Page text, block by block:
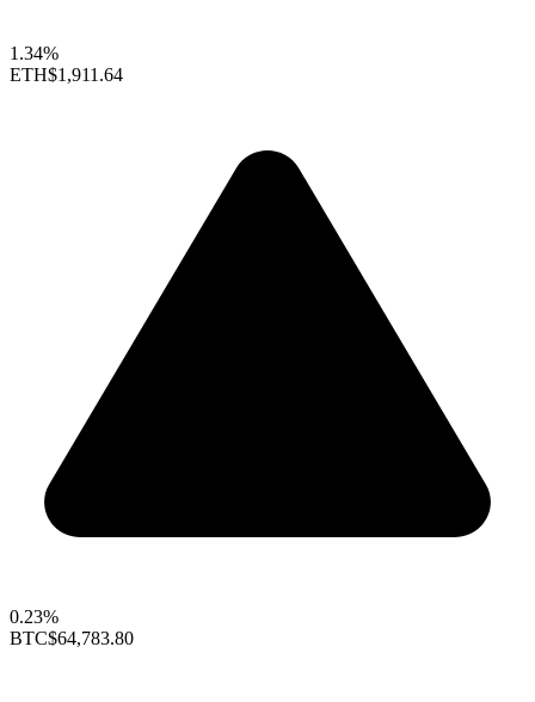
1.34%
ETH$1,911.64
0.23%
BTC$64,783.80